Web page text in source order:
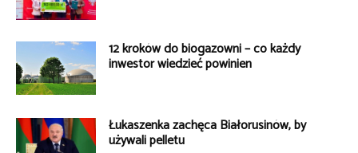
12 kroków do biogazowni – co każdy
inwestor wiedzieć powinien
Łukaszenka zachęca Białorusinów, by
używali pelletu